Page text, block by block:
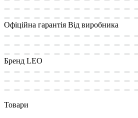
Офіційна гарантія Від виробника
Бренд LEO
Товари